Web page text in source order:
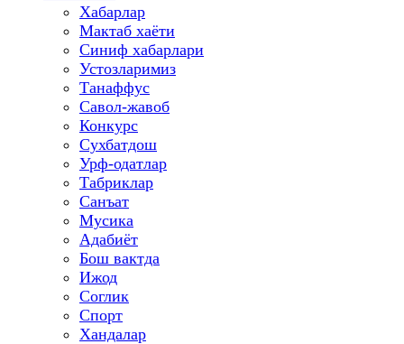
Хабарлар
Мактаб хаёти
Синиф хабарлари
Устозларимиз
Танаффус
Савол-жавоб
Конкурс
Сухбатдош
Урф-одатлар
Табриклар
Санъат
Мусика
Адабиёт
Бош вактда
Ижод
Соглик
Спорт
Хандалар